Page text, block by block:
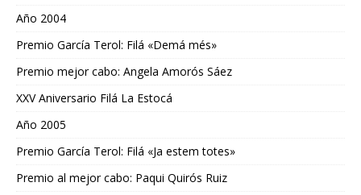
Año 2004
Premio García Terol: Filá «Demá més»
Premio mejor cabo: Angela Amorós Sáez
XXV Aniversario Filá La Estocá
Año 2005
Premio García Terol: Filá «Ja estem totes»
Premio al mejor cabo: Paqui Quirós Ruiz